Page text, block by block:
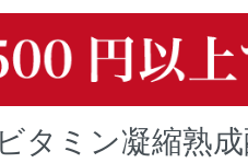
タミン凝縮熟